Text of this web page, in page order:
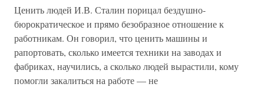
Ценить людей И.В. Сталин порицал бездушно-
бюрократическое и прямо безобразное отношение к
работникам. Он говорил, что ценить машины и
рапортовать, сколько имеется техники на заводах и
фабриках, научились, а сколько людей вырастили, кому
помогли закалиться на работе — не